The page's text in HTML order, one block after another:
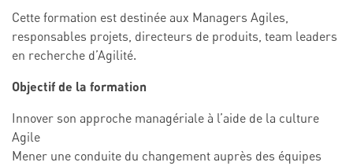
Cette formation est destinée aux Managers Agiles,
responsables projets, directeurs de produits, team leaders
en recherche d’Agilité.
Objectif de la formation
Innover son approche managériale à l’aide de la culture
Agile
Mener une conduite du changement auprès des équipes